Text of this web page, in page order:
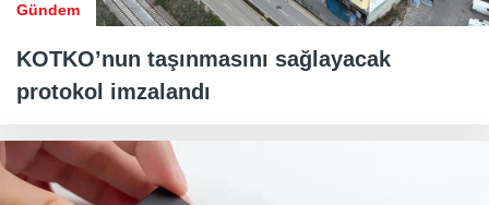
Gündem
KOTKO’nun taşınmasını sağlayacak
protokol imzalandı